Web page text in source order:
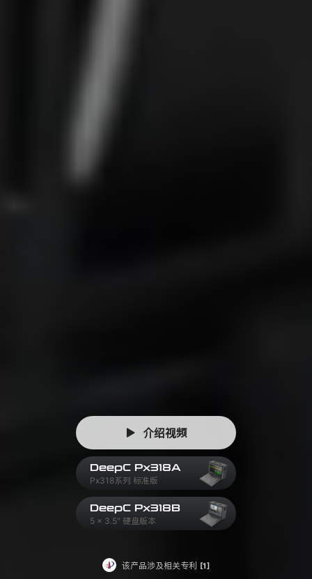
介绍视频
DeepC Px318A
Px318系列 标准版
DeepC Px318B
5 x 3.5" 硬盘版本
该产品涉及相关专利 [1]